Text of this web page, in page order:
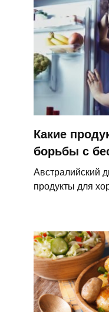
Какие
борьбы с
Австралийский
продукты для